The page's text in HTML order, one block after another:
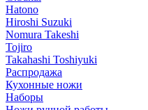
Hatono
Hiroshi Suzuki
Nomura Takeshi
Tojiro
Takahashi Toshiyuki
Распродажа
Кухонные ножи
Наборы